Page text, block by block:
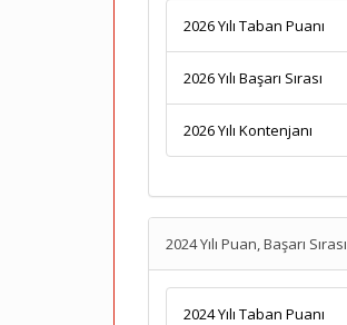
2026 Yılı Taban Puanı
2026 Yılı Başarı Sırası
2026 Yılı Kontenjanı
2024 Yılı Puan, Başarı Sırası
2024 Yılı Taban Puanı